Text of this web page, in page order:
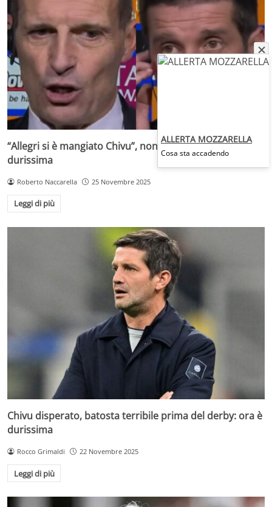
“Allegri si è mangiato Chivu”, non ci sta: risposta
durissima
Roberto Naccarella 25 Novembre 2025
Leggi di più
Chivu disperato, batosta terribile prima del derby: ora è
durissima
Rocco Grimaldi 22 Novembre 2025
Leggi di più
ALLERTA MOZZARELLA
Cosa sta accadendo